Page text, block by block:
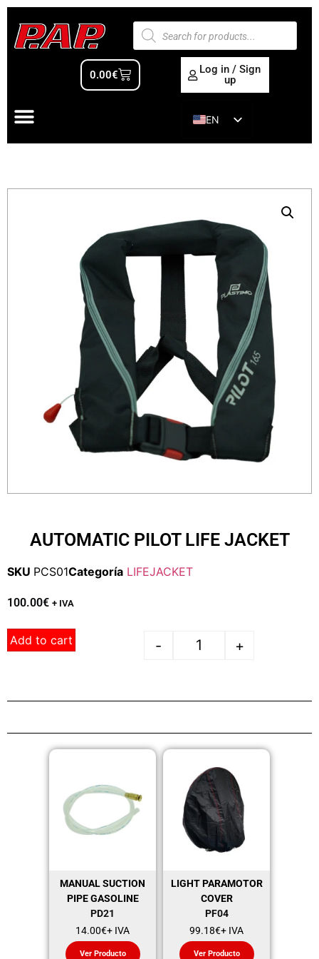
0.00€
Log in / Sign
up
EN
ES
AUTOMATIC PILOT LIFE JACKET
SKU PCS01Categoría LIFEJACKET
100.00€ + IVA
- +
Add to cart
MANUAL SUCTION
PIPE GASOLINE
PD21
14.00€+ IVA
Ver Producto
LIGHT PARAMOTOR
COVER
PF04
99.18€+ IVA
Ver Producto